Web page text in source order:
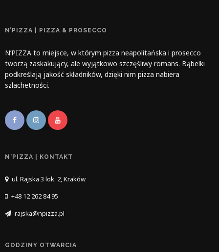
N’PIZZA | PIZZA & PROSECCO
N’PIZZA to miejsce, w którym pizza neapolitańska i prosecco
tworzą zaskakujący, ale wyjątkowo szczęśliwy romans. Bąbelki
podkreślają jakość składników, dzięki nim pizza nabiera
szlachetności.
N'PIZZA | KONTAKT
ul. Rajska 3 lok. 2, Kraków
+48 12 262 84 95
rajska@npizza.pl
GODZINY OTWARCIA